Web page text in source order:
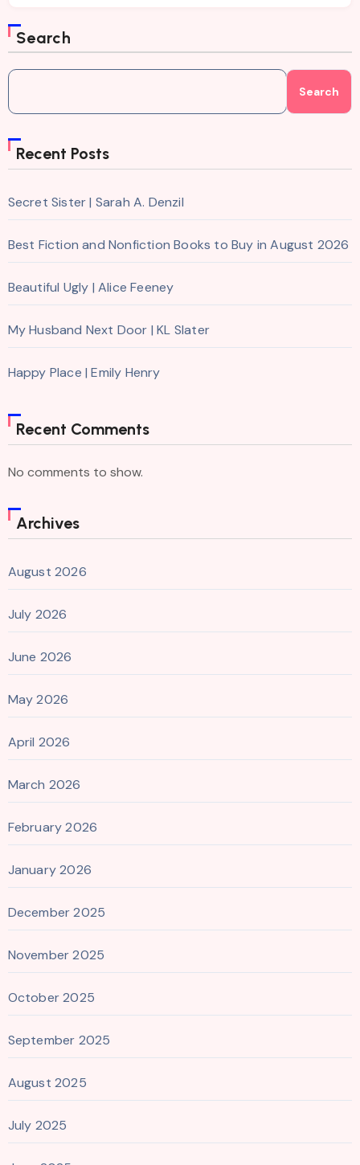
Search
Search
Recent Posts
Secret Sister | Sarah A. Denzil
Best Fiction and Nonfiction Books to Buy in August 2026
Beautiful Ugly | Alice Feeney
My Husband Next Door | KL Slater
Happy Place | Emily Henry
Recent Comments
No comments to show.
Archives
August 2026
July 2026
June 2026
May 2026
April 2026
March 2026
February 2026
January 2026
December 2025
November 2025
October 2025
September 2025
August 2025
July 2025